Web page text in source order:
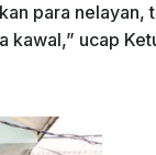
para nelayan,
kawal,” ucap